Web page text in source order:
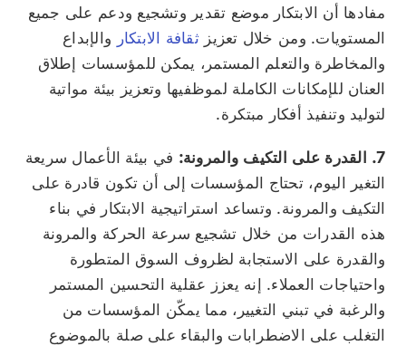
مفادها أن الابتكار موضع تقدير وتشجيع ودعم على جميع
المستويات. ومن خلال تعزيز ثقافة الابتكار والإبداع
والمخاطرة والتعلم المستمر، يمكن للمؤسسات إطلاق
العنان للإمكانات الكاملة لموظفيها وتعزيز بيئة مواتية
لتوليد وتنفيذ أفكار مبتكرة.
7. القدرة على التكيف والمرونة:
في بيئة الأعمال سريعة
التغير اليوم، تحتاج المؤسسات إلى أن تكون قادرة على
التكيف والمرونة. وتساعد استراتيجية الابتكار في بناء
هذه القدرات من خلال تشجيع سرعة الحركة والمرونة
والقدرة على الاستجابة لظروف السوق المتطورة
واحتياجات العملاء. إنه يعزز عقلية التحسين المستمر
والرغبة في تبني التغيير، مما يمكّن المؤسسات من
التغلب على الاضطرابات والبقاء على صلة بالموضوع